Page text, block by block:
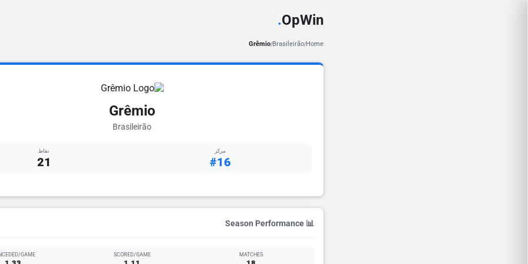
OpWin
.
Home
/
Brasileirão
/
Grêmio
Grêmio
Brasileirão
مركز
#16
نقاط
21
📊 Season Performance
MATCHES
SCORED/GAME
GAME